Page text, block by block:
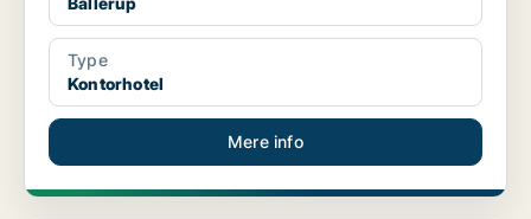
Type
Kontorhotel
Mere info